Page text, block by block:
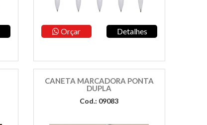
Orçar Detalhes
CANETA MARCADORA PONTA
DUPLA
Cod.: 09083